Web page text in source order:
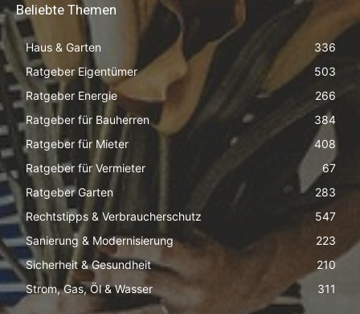
Beliebte Themen
Haus & Garten
336
Ratgeber Eigentümer
503
Ratgeber Energie
266
Ratgeber für Bauherren
384
Ratgeber für Mieter
408
Ratgeber für Vermieter
67
Ratgeber Garten
283
Rechtstipps & Verbraucherschutz
547
Sanierung & Modernisierung
223
Sicherheit & Gesundheit
210
Strom, Gas, Öl & Wasser
311